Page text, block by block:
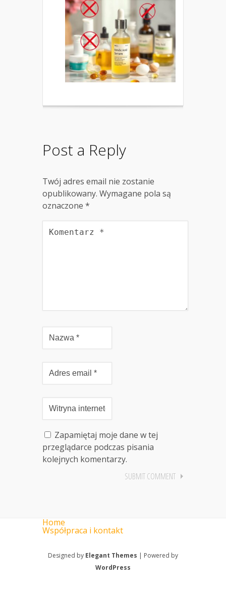
Post a Reply
Twój adres email nie zostanie
opublikowany. Wymagane pola są
oznaczone *
Zapamiętaj moje dane w tej
przeglądarce podczas pisania
kolejnych komentarzy.
Home
Współpraca i kontakt
Designed by Elegant Themes | Powered by
WordPress